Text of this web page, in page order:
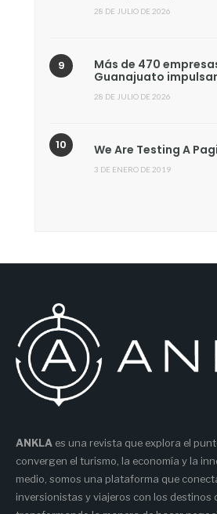
28 DE JULIO DE 2026
Más de 470
Guanajuato
28 DE JULIO DE 2026
We Are Testing A
3 DE ENERO DE 2019
ANKLA es una revista que explora el
convergen el turismo, la economía y la
medio, somos una plataforma que
inversionistas y viajeros con los destinos